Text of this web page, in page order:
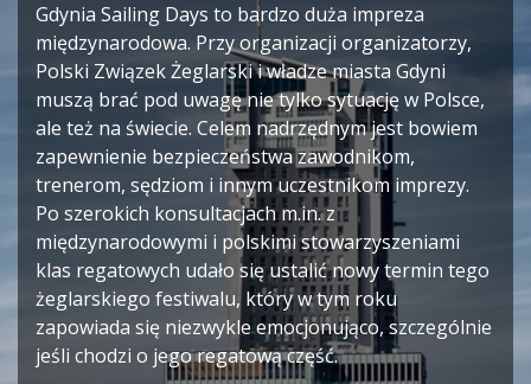
Gdynia Sailing Days to bardzo duża impreza
międzynarodowa. Przy organizacji organizatorzy,
Polski Związek Żeglarski i władze miasta Gdyni
muszą brać pod uwagę nie tylko sytuację w Polsce,
ale też na świecie. Celem nadrzędnym jest bowiem
zapewnienie bezpieczeństwa zawodnikom,
trenerom, sędziom i innym uczestnikom imprezy.
Po szerokich konsultacjach m.in. z
międzynarodowymi i polskimi stowarzyszeniami
klas regatowych udało się ustalić nowy termin tego
żeglarskiego festiwalu, który w tym roku
zapowiada się niezwykle emocjonująco, szczególnie
jeśli chodzi o jego regatową część.